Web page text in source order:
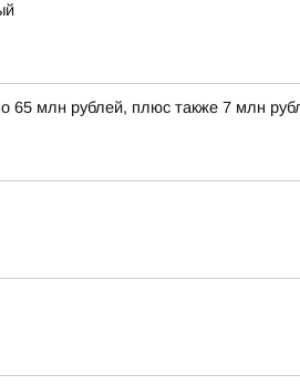
млн рублей, плюс также 7 млн